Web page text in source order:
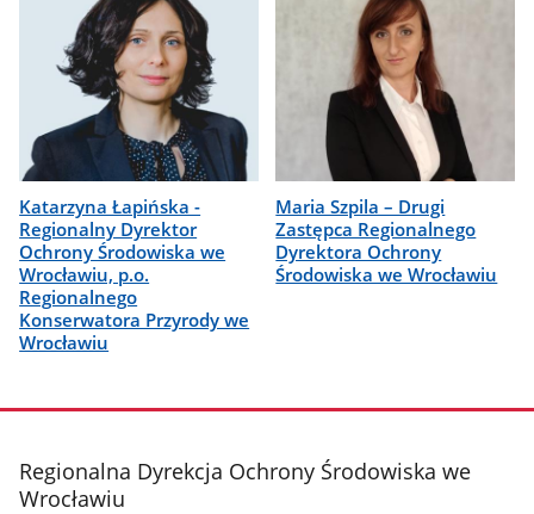
Katarzyna Łapińska -
Regionalny Dyrektor
Ochrony Środowiska we
Wrocławiu, p.o.
Regionalnego
Konserwatora Przyrody we
Wrocławiu
Maria Szpila – Drugi
Zastępca Regionalnego
Dyrektora Ochrony
Środowiska we Wrocławiu
stopka
Regionalna Dyrekcja Ochrony Środowiska we
Wrocławiu